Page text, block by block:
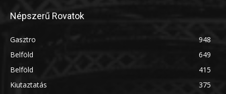
Népszerű Rovatok
Gasztro
948
Belföld
649
Belföld
415
Kiutaztatás
375